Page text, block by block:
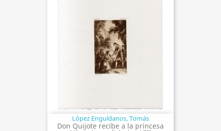
López Enguídanos, Tomás
Don Quijote recibe a la princesa